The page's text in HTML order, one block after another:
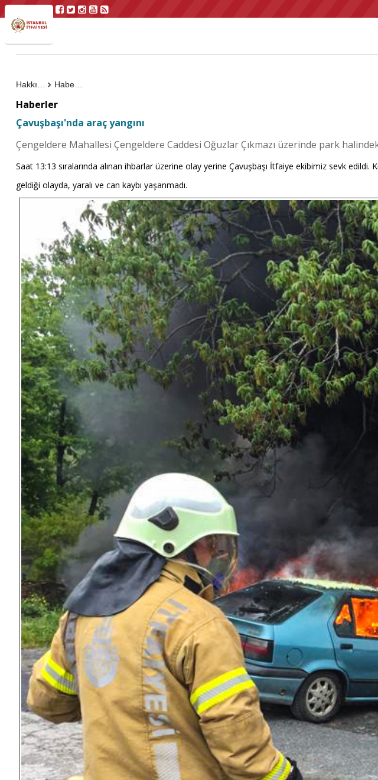
Haberler
Haberler
Çavuşbaşı'nda araç yangını
Çengeldere Mahallesi Çengeldere Caddesi Oğuzlar Çıkmazı üzerinde park
Saat 13:13 sıralarında alınan ihbarlar üzerine olay yerine Çavuşbaşı İtfaiye ekibimiz sevk
geldiği olayda, yaralı ve can kaybı yaşanmadı.